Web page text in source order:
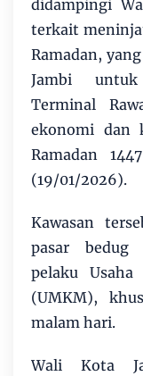
didampingi
terkait
Ramadan,
Jambi untuk
Terminal
ekonomi dan
Ramadan
(19/01/2026).
Kawasan
pasar bedug
pelaku
(UMKM),
malam hari.
Wali Kota